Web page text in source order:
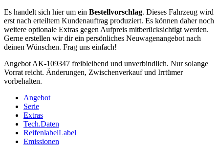
Es handelt sich hier um ein Bestellvorschlag. Dieses Fahrzeug wird
erst nach erteiltem Kundenauftrag produziert. Es können daher noch
weitere optionale Extras gegen Aufpreis mitberücksichtigt werden.
Gerne erstellen wir dir ein persönliches Neuwagenangebot nach
deinen Wünschen. Frag uns einfach!
Angebot AK-109347 freibleibend und unverbindlich. Nur solange
Vorrat reicht. Änderungen, Zwischenverkauf und Irrtümer
vorbehalten.
Angebot
Serie
Extras
Tech.Daten
ReifenlabelLabel
Emissionen